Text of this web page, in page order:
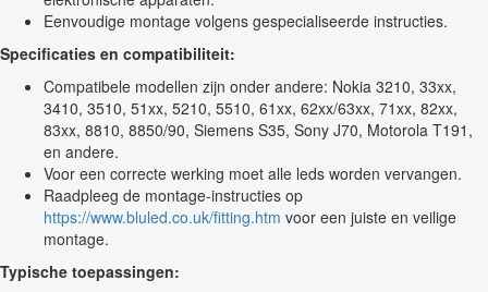
Eenvoudige montage volgens gespecialiseerde instructies.
Specificaties en compatibiliteit:
Compatibele modellen zijn onder andere: Nokia 3210, 33xx,
3410, 3510, 51xx, 5210, 5510, 61xx, 62xx/63xx, 71xx, 82xx,
83xx, 8810, 8850/90, Siemens S35, Sony J70, Motorola T191,
en andere.
Voor een correcte werking moet alle leds worden vervangen.
Raadpleeg de montage-instructies op
https://www.bluled.co.uk/fitting.htm voor een juiste en veilige
montage.
Typische toepassingen: